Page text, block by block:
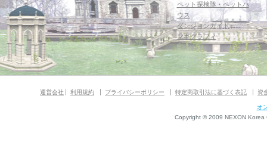
ペット探検隊・ペットハ
ウス
ダンジョンガイド
マギグラフィ
運営会社 利用規約 プライバシーポリシー 特定商取引法に基づく表記 資
オ
Copyright © 2009 NEXON Korea